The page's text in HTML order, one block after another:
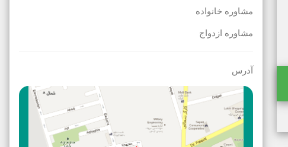
مشاوره خانواده
مشاوره ازدواج
آدرس